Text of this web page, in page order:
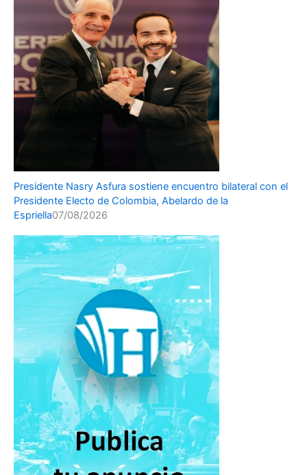
Presidente Nasry Asfura sostiene encuentro bilateral con el
Presidente Electo de Colombia, Abelardo de la
Espriella07/08/2026